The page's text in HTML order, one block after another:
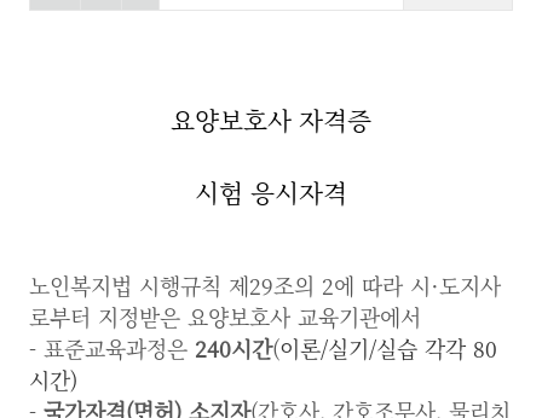
요양보호사 자격증
시험 응시자격
노인복지법 시행규칙 제29조의 2에 따라 시·도지사
로부터 지정받은 요양보호사 교육기관에서
- 표준교육과정은 240시간(이론/실기/실습 각각 80
시간)
- 국가자격(면허) 소지자(간호사, 간호조무사, 물리치